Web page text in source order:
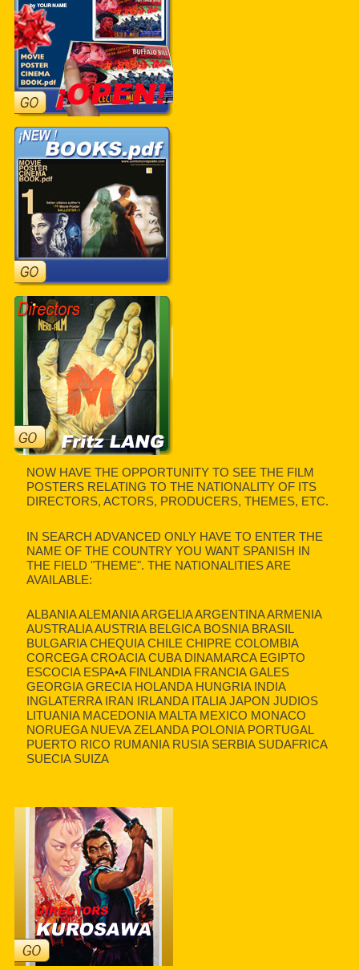
NOW HAVE THE OPPORTUNITY TO SEE THE FILM
POSTERS RELATING TO THE NATIONALITY OF ITS
DIRECTORS, ACTORS, PRODUCERS, THEMES, ETC.
IN SEARCH ADVANCED ONLY HAVE TO ENTER THE
NAME OF THE COUNTRY YOU WANT SPANISH IN
THE FIELD "THEME". THE NATIONALITIES ARE
AVAILABLE:
ALBANIA ALEMANIA ARGELIA ARGENTINA ARMENIA
AUSTRALIA AUSTRIA BELGICA BOSNIA BRASIL
BULGARIA CHEQUIA CHILE CHIPRE COLOMBIA
CORCEGA CROACIA CUBA DINAMARCA EGIPTO
ESCOCIA ESPA•A FINLANDIA FRANCIA GALES
GEORGIA GRECIA HOLANDA HUNGRIA INDIA
INGLATERRA IRAN IRLANDA ITALIA JAPON JUDIOS
LITUANIA MACEDONIA MALTA MEXICO MONACO
NORUEGA NUEVA ZELANDA POLONIA PORTUGAL
PUERTO RICO RUMANIA RUSIA SERBIA SUDAFRICA
SUECIA SUIZA